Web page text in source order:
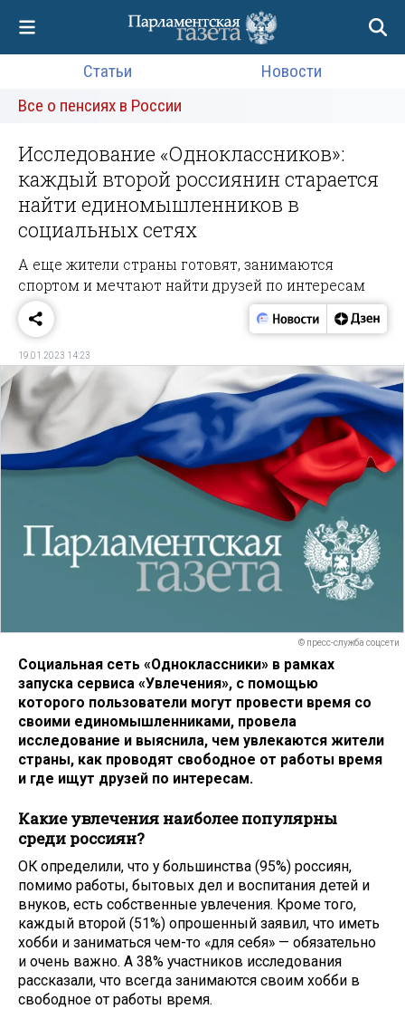
Статьи
Новости
Все о пенсиях в России
Исследование «Одноклассников»:
каждый второй россиянин старается
найти единомышленников в
социальных сетях
А еще жители страны готовят, занимаются
спортом и мечтают найти друзей по интересам
19.01.2023 14:23
© пресс-служба соцсети
Социальная сеть «Одноклассники» в рамках
запуска сервиса «Увлечения», с помощью
которого пользователи могут провести время со
своими единомышленниками, провела
исследование и выяснила, чем увлекаются жители
страны, как проводят свободное от работы время
и где ищут друзей по интересам.
Какие увлечения наиболее популярны
среди россиян?
ОК определили, что у большинства (95%) россиян,
помимо работы, бытовых дел и воспитания детей и
внуков, есть собственные увлечения. Кроме того,
каждый второй (51%) опрошенный заявил, что иметь
хобби и заниматься чем-то «для себя» — обязательно
и очень важно. А 38% участников исследования
рассказали, что всегда занимаются своим хобби в
свободное от работы время.